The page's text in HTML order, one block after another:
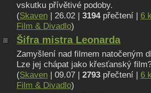
vskutku přívětivé podoby.
(Skaven | 26.02 | 3194přečtení | 6
Film & Divadlo)
Šifra mistra Leonarda
Zamyšlení nad filmem natočeným
Lze jej chápat jako křesťanský
(Skaven | 09.07 | 2793 přečtení | 6
Film & Divadlo)